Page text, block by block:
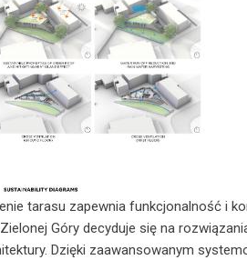
tarasu zapewnia funkcjonalność i
Góry decyduje się na
Dzięki zaawansowanym